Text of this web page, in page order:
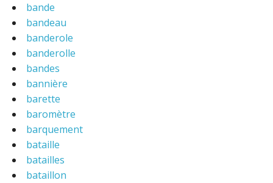
bande
bandeau
banderole
banderolle
bandes
bannière
barette
baromètre
barquement
bataille
batailles
bataillon